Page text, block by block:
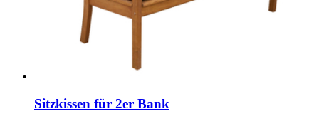
Sitzkissen für 2er Bank